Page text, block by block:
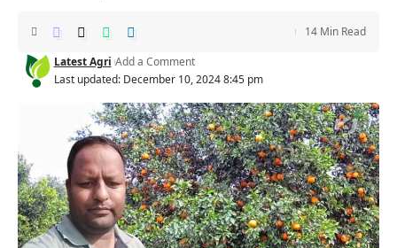
Last updated: December 10, 2024 8:45 pm
Latest Agri Add a Comment
14 Min Read